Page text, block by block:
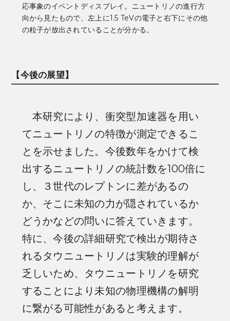
応事象のイベントディスプレイ。ニュートリノの進行方
向から見たもので、左上に1.5 TeVの電子と右下にその他
の粒子が放出されていることが分かる。
【今後の展望】
本研究により、衝突型加速器を用い
てニュートリノの特徴が測定できるこ
とを示せました。今後数年をかけて検
出するニュートリノの統計数を100倍に
し、３世代のレプトンに差があるの
か、そこに未知の力が隠されているか
どうかなどの問いに答えていきます。
特に、今後の詳細研究で検出が期待さ
れるタウニュートリノは実験的理解が
乏しいため、タウニュートリノを研究
することにより未知の物理機構の解明
に繋がる可能性があると考えます。